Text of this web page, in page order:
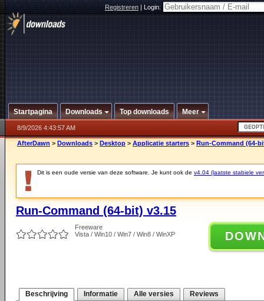
Registreren|Login:
Startpagina Downloads Top downloads Meer
8/9/2026 4:43:57 AM
AfterDawn > Downloads > Desktop > Applicatie starters > Run-Command (64-
Dit is een oude versie van deze software. Je kunt ook de v4.04 (laatste stabiele
Run-Command (64-bit) v3.15
Freeware
Vista / Win10 / Win7 / Win8 / WinXP
Beschrijving Informatie Alle versies Reviews